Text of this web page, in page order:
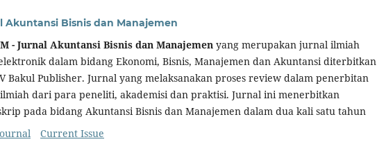
Akuntansi Bisnis dan Manajemen
- Jurnal Akuntansi Bisnis dan Manajemen yang merupakan jurnal ilmiah
dalam bidang Ekonomi, Bisnis, Manajemen dan Akuntansi diterbitkan
Bakul Publisher. Jurnal yang melaksanakan proses review dalam penerbitan
dari para peneliti, akademisi dan praktisi. Jurnal ini menerbitkan
pada bidang Akuntansi Bisnis dan Manajemen dalam dua kali satu tahun
Current Issue